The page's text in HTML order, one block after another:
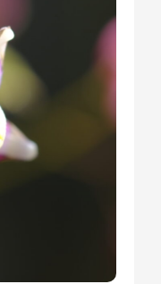
小学校プログラム